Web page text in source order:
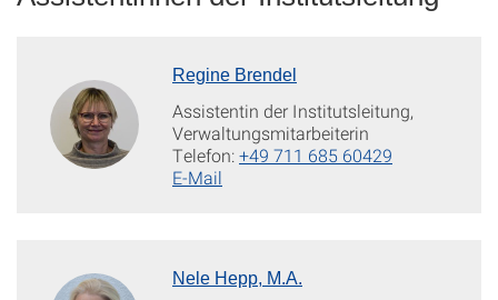
Regine Brendel
Assistentin der Institutsleitung,
Verwaltungsmitarbeiterin
Telefon:+49 711 685 60429
E-Mail
Nele Hepp, M.A.